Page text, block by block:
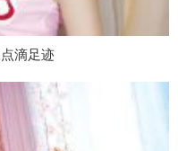
滴足迹